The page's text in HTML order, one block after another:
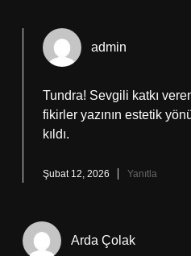
admin
Tundra! Sevgili katkı
fikirler yazının estetik
kıldı.
Şubat 12, 2026 Yanıtla
Arda Çolak